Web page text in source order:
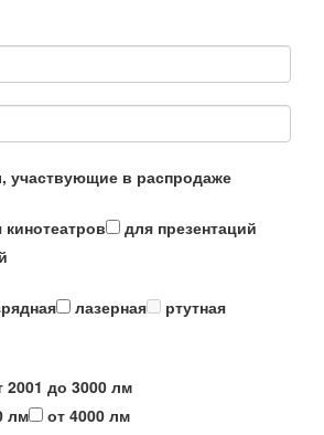
участвующие в распродаже
кинотеатров
для презентаций
лазерная
ртутная
2001 до 3000 лм
лм
от 4000 лм